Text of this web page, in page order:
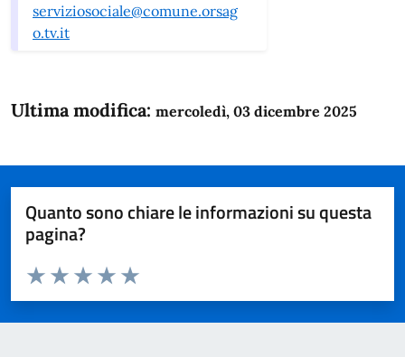
serviziosociale@comune.orsag
o.tv.it
Ultima modifica: mercoledì, 03 dicembre 2025
Quanto sono chiare le informazioni su questa
pagina?
Domanda
Valuta da 1 a 5 stelle la pagina
Valuta 5 stelle su 5
Valuta 4 stelle su 5
Valuta 3 stelle su 5
Valuta 2 stelle su 5
Valuta 1 stelle su 5